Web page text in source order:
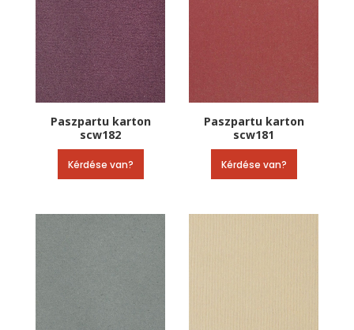
Paszpartu karton
scw182
Kérdése van?
Paszpartu karton
scw181
Kérdése van?